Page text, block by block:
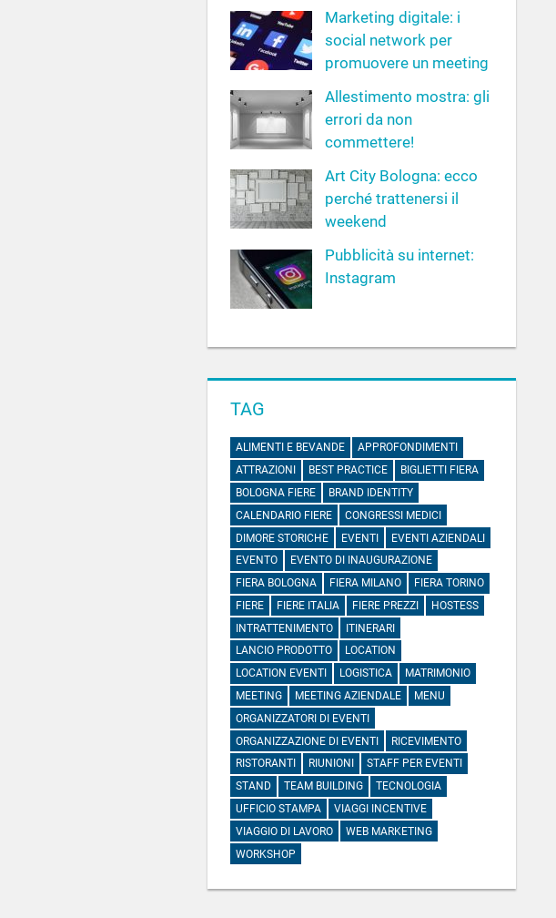
:
Marketing digitale: i
social network per
promuovere un meeting
Allestimento mostra: gli
errori da non
commettere!
Art City Bologna: ecco
perché trattenersi il
weekend
Pubblicità su internet:
Instagram
TAG
ALIMENTI E BEVANDE
APPROFONDIMENTI
ATTRAZIONI
BEST PRACTICE
BIGLIETTI FIERA
BOLOGNA FIERE
BRAND IDENTITY
CALENDARIO FIERE
CONGRESSI MEDICI
DIMORE STORICHE
EVENTI
EVENTI AZIENDALI
EVENTO
EVENTO DI INAUGURAZIONE
FIERA BOLOGNA
FIERA MILANO
FIERA TORINO
FIERE
FIERE ITALIA FIERE PREZZI
HOSTESS
INTRATTENIMENTO
ITINERARI
LANCIO PRODOTTO
LOCATION
LOCATION EVENTI
LOGISTICA
MATRIMONIO
MEETING
MEETING AZIENDALE
MENU
ORGANIZZATORI DI EVENTI
ORGANIZZAZIONE DI EVENTI
RICEVIMENTO
RISTORANTI
RIUNIONI
STAFF PER EVENTI
STAND
TEAM BUILDING
TECNOLOGIA
UFFICIO STAMPA
VIAGGI INCENTIVE
VIAGGIO DI LAVORO
WEB MARKETING
WORKSHOP